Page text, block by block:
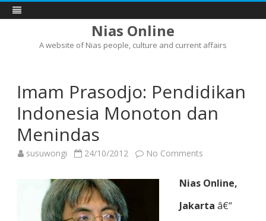
Nias Online
A website of Nias people, culture and current affairs
Imam Prasodjo: Pendidikan
Indonesia Monoton dan
Menindas
susuwongi 24/10/2012 No Comments
Pendidikan
Indonesia
dan
Menindas
Nias Online,
Jakarta â€“